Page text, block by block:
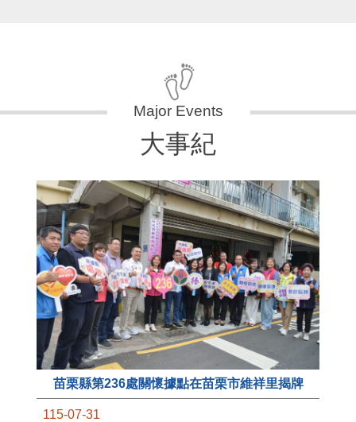
大事紀
苗栗縣第236處關懷據點在苗栗市維祥里揭牌
115-07-31